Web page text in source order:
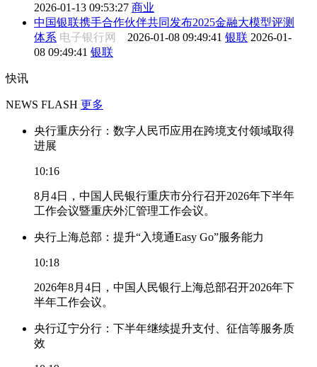
2026-01-13 09:53:27 商业
中国银联携手合作伙伴共同发布2025金融大模型评测
体系 电子银行网 2026-01-08 09:49:41 银联 2026-01-
08 09:49:41 银联
快讯
NEWS FLASH 更多
央行重庆分行：数字人民币应用在跨境支付领域取得
进展
10:16
8月4日，中国人民银行重庆市分行召开2026年下半年
工作会议暨重庆外汇管理工作会议。
央行上海总部：提升“入境通Easy Go”服务能力
10:18
2026年8月4日，中国人民银行上海总部召开2026年下
半年工作会议。
央行辽宁分行：下半年继续提升支付、征信等服务质
效